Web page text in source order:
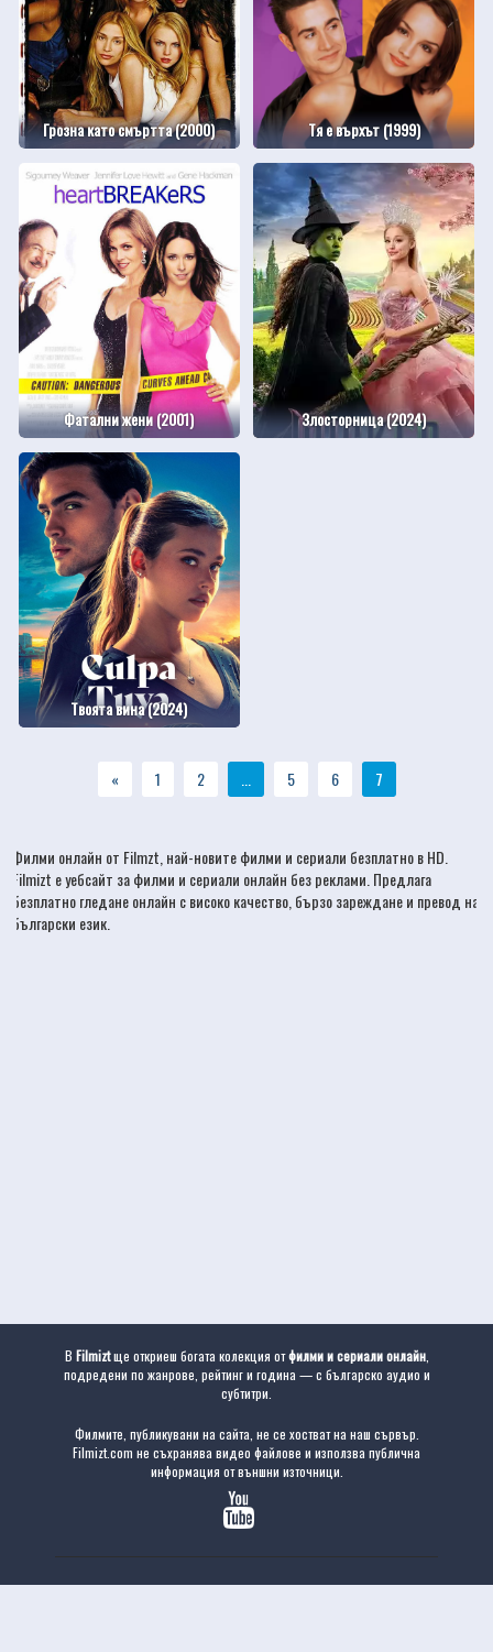
Грозна като смъртта (2000) Тя е върхът (1999)
Фатални жени (2001) Злосторница (2024)
Твоята вина (2024)
« 1 2 ... 5 6 7
Филми онлайн от Filmzt, най-новитефилми и сериали безплатно в HD.
Filmizt е уебсайт за филми и сериали онлайн без реклами. Предлага
безплатно гледане онлайн с високо качество, бързо зареждане и превод на
български език.
В Filmiztще откриеш богата колекция отфилми и сериали онлайн,
подредени по жанрове, рейтинг и година — с българско аудио и
субтитри.
Филмите, публикувани на сайта, не се хостват на наш сървър.
Filmizt.com не съхранява видео файлове и използва публична
информация от външни източници.